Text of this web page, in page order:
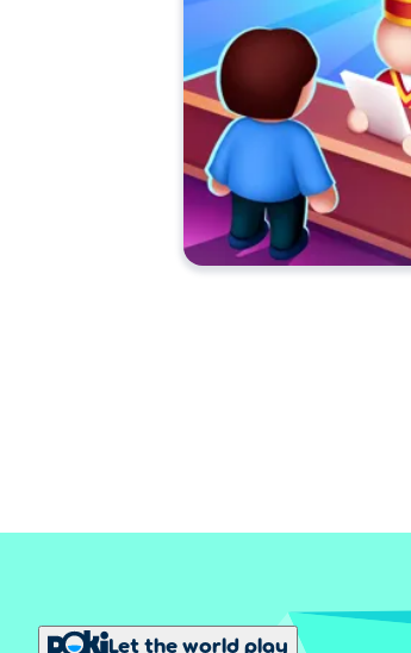
Let the world play